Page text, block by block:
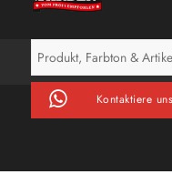
Kontaktiere